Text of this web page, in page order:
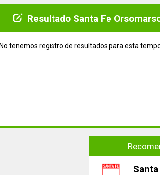
Resultado Santa Fe
No tenemos registro de resultados para esta
Santa